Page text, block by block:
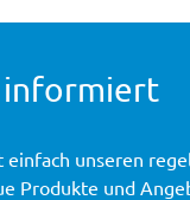
informiert
einfach unseren
Produkte und